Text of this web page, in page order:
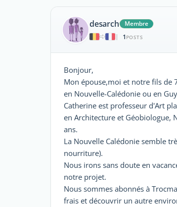
desarch
Membre
|
1 POSTS
Bonjour,
Mon épouse,moi et notre fils de
en Nouvelle-Calédonie ou en
Catherine est professeur d'Art
en Architecture et Géobiologue,
ans.
La Nouvelle Calédonie semble
nourriture).
Nous irons sans doute en
notre projet.
Nous sommes abonnés à
frais et découvrir un autre